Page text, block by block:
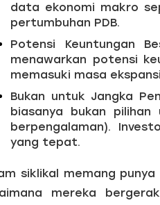
data ekonomi makro
pertumbuhan PDB.
Potensi Keuntungan
menawarkan potensi
memasuki masa
Bukan untuk Jangka
biasanya bukan
berpengalaman).
yang tepat.
siklikal memang
mereka